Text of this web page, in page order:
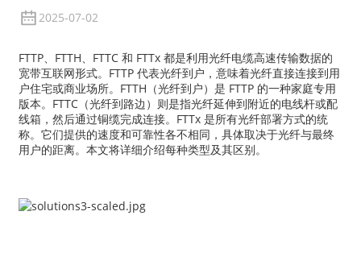
2025-07-02
FTTP、FTTH、FTTC 和 FTTx 都是利用光纤电缆高速传输数据的
宽带互联网形式。FTTP 代表光纤到户，意味着光纤直接连接到用
户住宅或商业场所。FTTH（光纤到户）是 FTTP 的一种家庭专用
版本。FTTC（光纤到路边）则是指光纤延伸到附近的电线杆或配
线箱，然后通过铜缆完成连接。FTTx 是所有光纤部署方式的统
称。它们提供的速度和可靠性各不相同，具体取决于光纤与最终
用户的距离。本文将详细介绍每种类型及其区别。